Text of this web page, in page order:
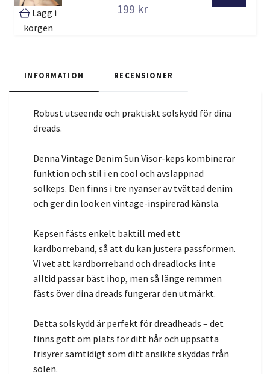
Lägg i
korgen
199 kr
INFORMATION RECENSIONER
Robust utseende och praktiskt solskydd för dina
dreads.
Denna Vintage Denim Sun Visor-keps kombinerar
funktion och stil i en cool och avslappnad
solkeps. Den finns i tre nyanser av tvättad denim
och ger din look en vintage-inspirerad känsla.
Kepsen fästs enkelt baktill med ett
kardborreband, så att du kan justera passformen.
Vi vet att kardborreband och dreadlocks inte
alltid passar bäst ihop, men så länge remmen
fästs över dina dreads fungerar den utmärkt.
Detta solskydd är perfekt för dreadheads – det
finns gott om plats för ditt hår och uppsatta
frisyrer samtidigt som ditt ansikte skyddas från
solen.